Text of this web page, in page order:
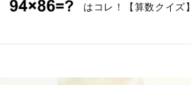
はコレ！【算数クイズ】